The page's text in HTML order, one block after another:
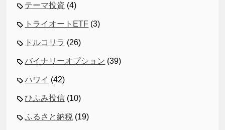
テーマ投資 (4)
トライオートETF (3)
トルコリラ (26)
バイナリーオプション (39)
ハワイ (42)
ひふみ投信 (10)
ふるさと納税 (19)